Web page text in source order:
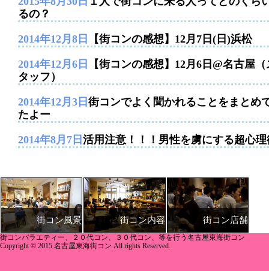
るの？
2014年12月8日 【街コンの感想】12月7日(日)浜松
2014年12月6日
【街コンの感想】12月6日@名古屋（
タッフ）
2014年12月3日 街コンでよく聞かれることをまとめ
たよー
2014年8月7日 活用注意！！！男性を虜にする超心理
街コン風景 街コン内容 街コン店舗
街コンバラエティー、２０代コン、３０代コン、等を行う名古屋東海街コン
Copyright © 2015 名古屋東海街コン All rights Reserved.